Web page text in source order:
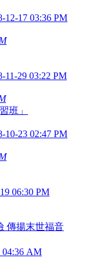
12-17 03:36 PM
11-29 03:22 PM
班」
10-23 02:47 PM
06:30 PM
傳揚末世福音
04:36 AM